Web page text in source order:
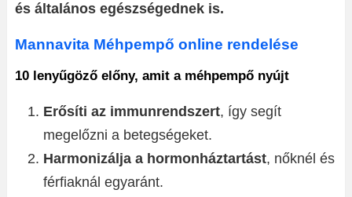
és általános egészségednek is.
Mannavita Méhpempő online rendelése
10 lenyűgöző előny, amit a méhpempő nyújt
Erősíti az immunrendszert, így segít
megelőzni a betegségeket.
Harmonizálja a hormonháztartást, nőknél és
férfiaknál egyaránt.